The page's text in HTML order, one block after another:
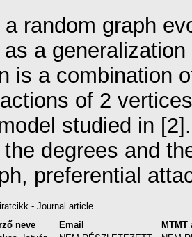
random graph
a
is a combination
of 2
studied in
the degrees and
preferential
- Journal article
neve Email
MTMT